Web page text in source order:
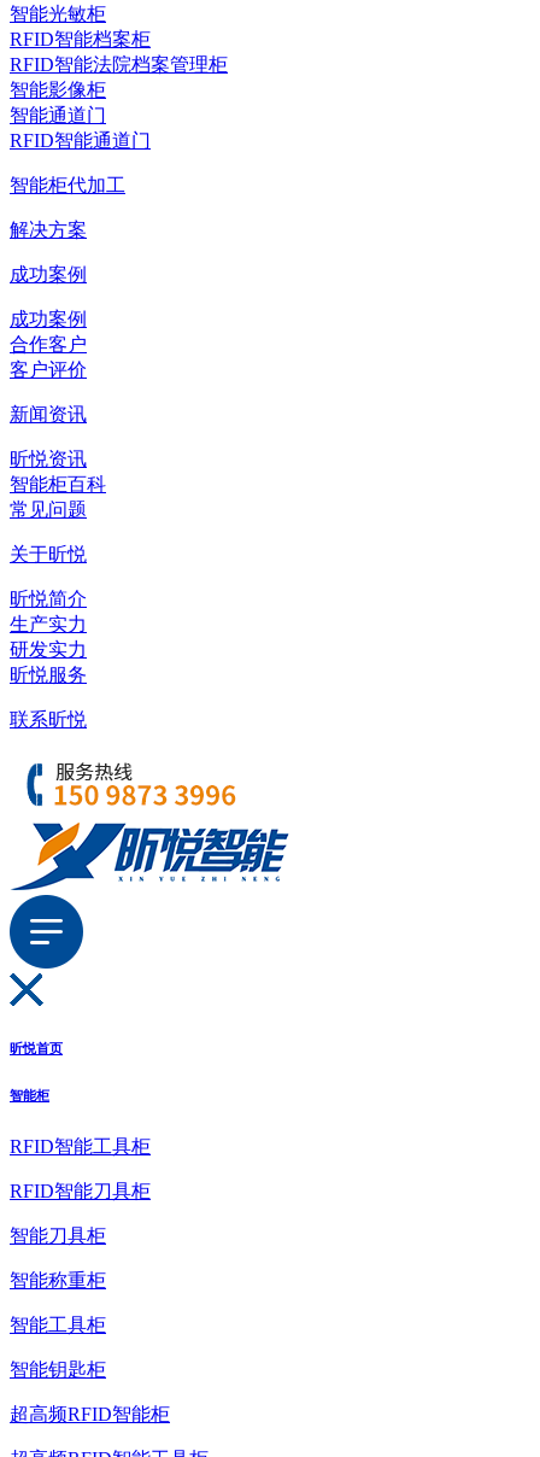
智能光敏柜
RFID智能档案柜
RFID智能法院档案管理柜
智能影像柜
智能通道门
RFID智能通道门
智能柜代加工
解决方案
成功案例
成功案例
合作客户
客户评价
新闻资讯
昕悦资讯
智能柜百科
常见问题
关于昕悦
昕悦简介
生产实力
研发实力
昕悦服务
联系昕悦
昕悦首页
智能柜
RFID智能工具柜
RFID智能刀具柜
智能刀具柜
智能称重柜
智能工具柜
智能钥匙柜
超高频RFID智能柜